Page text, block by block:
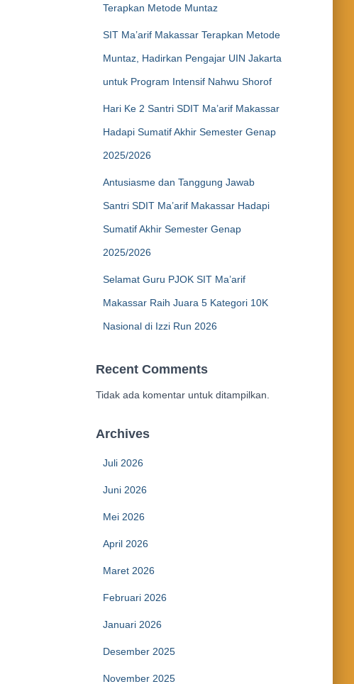
Terapkan Metode Muntaz
SIT Ma’arif Makassar Terapkan Metode
Muntaz, Hadirkan Pengajar UIN Jakarta
untuk Program Intensif Nahwu Shorof
Hari Ke 2 Santri SDIT Ma’arif Makassar
Hadapi Sumatif Akhir Semester Genap
2025/2026
Antusiasme dan Tanggung Jawab
Santri SDIT Ma’arif Makassar Hadapi
Sumatif Akhir Semester Genap
2025/2026
Selamat Guru PJOK SIT Ma’arif
Makassar Raih Juara 5 Kategori 10K
Nasional di Izzi Run 2026
Recent Comments
Tidak ada komentar untuk ditampilkan.
Archives
Juli 2026
Juni 2026
Mei 2026
April 2026
Maret 2026
Februari 2026
Januari 2026
Desember 2025
November 2025